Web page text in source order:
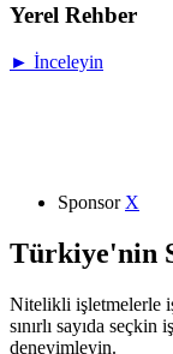
Yerel Rehber
► İnceleyin
Sponsor X
Türkiye'nin
Nitelikli işletmelerle
sınırlı sayıda
deneyimleyin.